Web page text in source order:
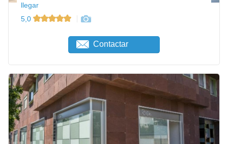
llegar
5,0
Contactar